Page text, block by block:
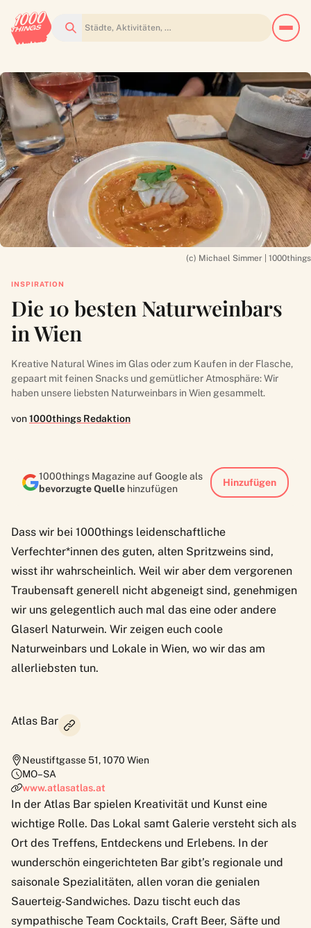
Suchen
(c) Michael Simmer | 1000things
INSPIRATION
Die 10 besten Naturweinbars
in Wien
Kreative Natural Wines im Glas oder zum Kaufen in der Flasche,
gepaart mit feinen Snacks und gemütlicher Atmosphäre: Wir
haben unsere liebsten Naturweinbars in Wien gesammelt.
von1000things Redaktion
1000things Magazine auf Google als
bevorzugte Quelle hinzufügen
Hinzufügen
Dass wir bei 1000things leidenschaftliche
Verfechter*innen des guten, alten Spritzweins sind,
wisst ihr wahrscheinlich. Weil wir aber dem vergorenen
Traubensaft generell nicht abgeneigt sind, genehmigen
wir uns gelegentlich auch mal das eine oder andere
Glaserl Naturwein. Wir zeigen euch coole
Naturweinbars und Lokale in Wien, wo wir das am
allerliebsten tun.
Atlas Bar
Neustiftgasse 51,1070 Wien
MO–SA
www.atlasatlas.at
In der Atlas Bar spielen Kreativität und Kunst eine
wichtige Rolle. Das Lokal samt Galerie versteht sich als
Ort des Treffens, Entdeckens und Erlebens. In der
wunderschön eingerichteten Bar gibt’s regionale und
saisonale Spezialitäten, allen voran die genialen
Sauerteig-Sandwiches. Dazu tischt euch das
sympathische Team Cocktails, Craft Beer, Säfte und